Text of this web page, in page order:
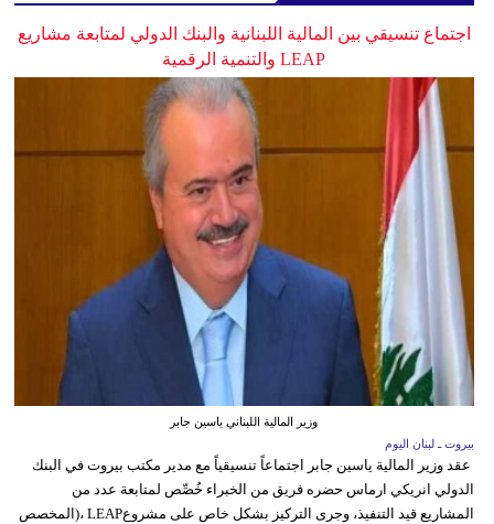
اجتماع تنسيقي بين المالية اللبنانية والبنك الدولي لمتابعة مشاريع
LEAP والتنمية الرقمية
وزير المالية اللبناني ياسين جابر
بيروت ـ لبنان اليوم
عقد وزير المالية ياسين جابر اجتماعاً تنسيقياً مع مدير مكتب بيروت في البنك
الدولي انريكي ارماس حضره فريق من الخبراء خُصِّص لمتابعة عدد من
المشاريع قيد التنفيذ، وجرى التركيز بشكل خاص على مشروعLEAP ،(المخصص